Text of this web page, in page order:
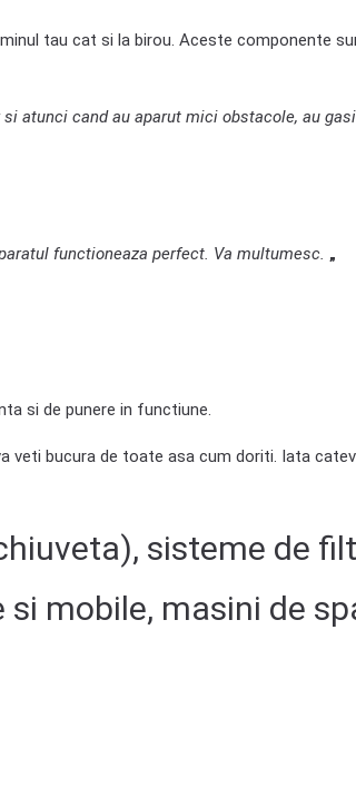
tau cat si la birou. Aceste componente
atunci cand au aparut mici obstacole, au
functioneaza perfect. Va multumesc. „
si de punere in functiune.
veti bucura de toate asa cum doriti. Iata
sisteme de
si mobile, masini de